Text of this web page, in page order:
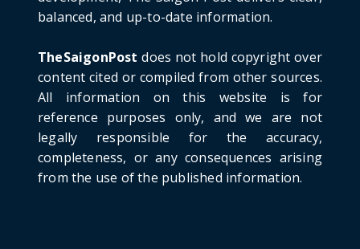
Russia: A New Step Fo...
HOTNEWS
Politburo: Strictly Handle Acts of Using
Pirated Software, C...
June 21, 2026
balanced, and up-to-date information.
TheSaigonPost does not hold copyright over
content cited or compiled from other sources.
All information on this website is for
reference purposes only, and we are not
legally responsible for the accuracy,
completeness, or any consequences arising
from the use of the published information.